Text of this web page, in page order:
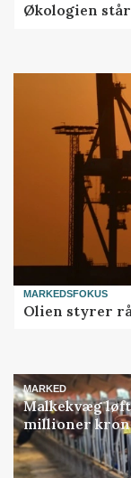
Økologien
MARKEDSFOKUS
Olien styrer
MARKED
Malkekvæg
millioner